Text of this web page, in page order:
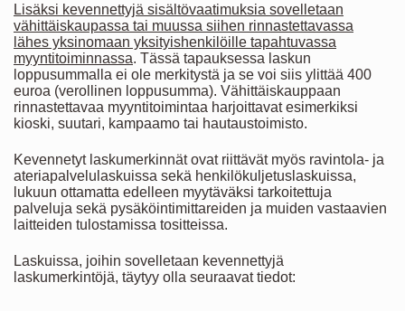
Lisäksi kevennettyjä sisältövaatimuksia sovelletaan
vähittäiskaupassa tai muussa siihen rinnastettavassa
lähes yksinomaan yksityishenkilöille tapahtuvassa
myyntitoiminnassa. Tässä tapauksessa laskun
loppusummalla ei ole merkitystä ja se voi siis ylittää 400
euroa (verollinen loppusumma). Vähittäiskauppaan
rinnastettavaa myyntitoimintaa harjoittavat esimerkiksi
kioski, suutari, kampaamo tai hautaustoimisto.
Kevennetyt laskumerkinnät ovat riittävät myös ravintola- ja
ateriapalvelulaskuissa sekä henkilökuljetuslaskuissa,
lukuun ottamatta edelleen myytäväksi tarkoitettuja
palveluja sekä pysäköintimittareiden ja muiden vastaavien
laitteiden tulostamissa tositteissa.
Laskuissa, joihin sovelletaan kevennettyjä
laskumerkintöjä, täytyy olla seuraavat tiedot: